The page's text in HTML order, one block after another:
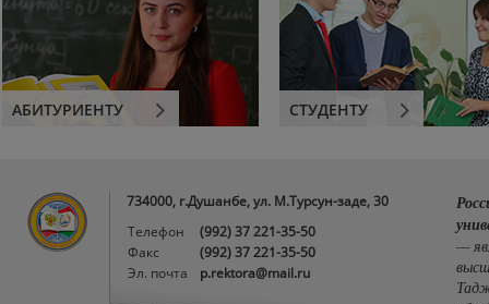
АБИТУРИЕНТУ СТУДЕНТУ
734000, г.Душанбе, ул. М.Турсун-заде, 30
Телефон
(992) 37 221-35-50
Факс
(992) 37 221-35-50
Эл. почта
p.rektora@mail.ru
—